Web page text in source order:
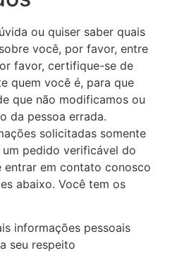
ou quiser saber quais
você, por favor, entre
favor, certifique-se de
quem você é, para que
que não modificamos ou
da pessoa errada.
solicitadas somente
pedido verificável do
entrar em contato conosco
abaixo. Você tem os
informações pessoais
seu respeito